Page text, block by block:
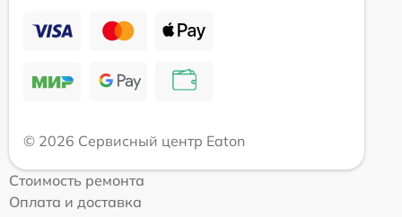
© 2026 Сервисный центр Eaton
Стоимость ремонта
Оплата и доставка